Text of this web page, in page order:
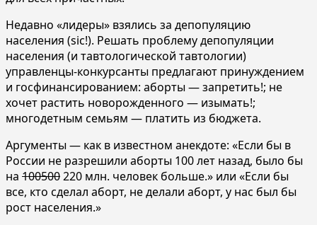
Недавно «лидеры» взялись за депопуляцию
населения (sic!). Решать проблему депопуляции
населения (и тавтологической тавтологии)
управленцы-конкурсанты предлагают принуждением
и госфинансированием: аборты — запретить!; не
хочет растить новорожденного — изымать!;
многодетным семьям — платить из бюджета.
Аргументы — как в известном анекдоте: «Если бы в
России не разрешили аборты 100 лет назад, было бы
на 100500220 млн. человек больше.» или «Если бы
все, кто сделал аборт, не делали аборт, у нас был бы
рост населения.»